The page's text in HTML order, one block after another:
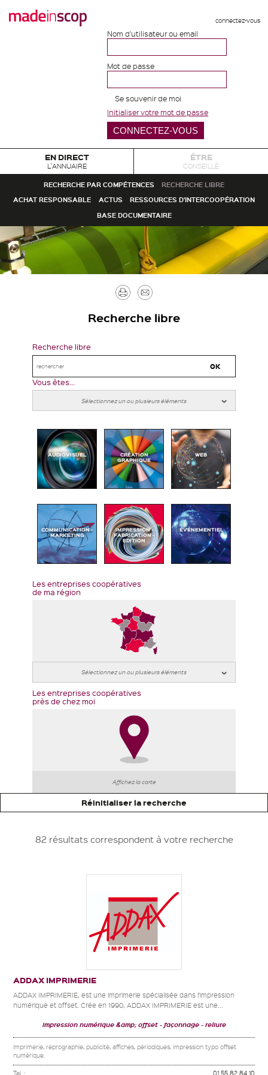
connectez-vous
Nom d'utilisateur ou email
Mot de passe
Se souvenir de moi
Initialiser votre mot de passe
EN DIRECT
L'ANNUAIRE
ÊTRE
CONSEILLÉ
RECHERCHE PAR COMPÉTENCES
RECHERCHE LIBRE
ACHAT RESPONSABLE
ACTUS
RESSOURCES D'INTERCOOPÉRATION
BASE DOCUMENTAIRE
Imprimer
Recherche libre
Recherche libre
Vous êtes...
AUDIOVISUEL CRÉATION
GRAPHIQUE
WEB
COMMUNICATION -
MARKETING
IMPRESSION -
FABRICATION -
EDITION
ÉVÉNEMENTIEL
Les entreprises coopératives
de ma région
Les entreprises coopératives
près de chez moi
Affichez la carte
Réinitialiser la recherche
82 résultats correspondent à votre recherche
ADDAX IMPRIMERIE
ADDAX IMPRIMERIE, est une imprimerie spécialisée dans l’impression
numérique et offset. Crée en 1990, ADDAX IMPRIMERIE est une...
impression numérique &amp; offset façonnage reliure
Imprimerie, reprographie, publicité, affiches, périodiques, impression typo offset
numérique.
Tel. : 01 55 82 84 10